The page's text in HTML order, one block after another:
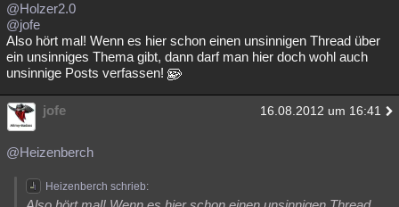
@Holzer2.0
@jofe
Also hört mal! Wenn es hier schon einen unsinnigen Thread über
ein unsinniges Thema gibt, dann darf man hier doch wohl auch
unsinnige Posts verfassen!
jofe 16.08.2012 um 16:41
@Heizenberch
Heizenberch schrieb: